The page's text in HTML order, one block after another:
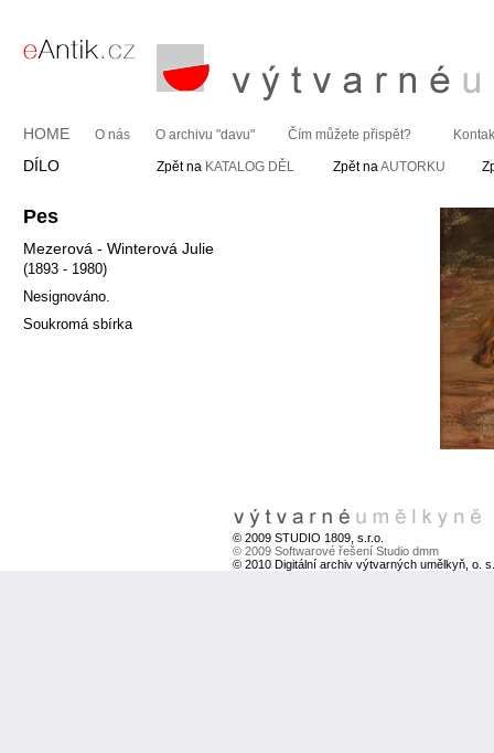
HOME O nás O archivu "davu" Čím můžete přispět?
DÍLO Zpět na KATALOG DĚL Zpět naAUTORKU
Pes
Mezerová - Winterová Julie
(1893 - 1980)
Nesignováno.
Soukromá sbírka
© 2009 STUDIO 1809, s.r.o.
© 2009 Softwarové řešení Studio dmm
© 2010 Digitální archiv výtvarných umělkyň, o. s.